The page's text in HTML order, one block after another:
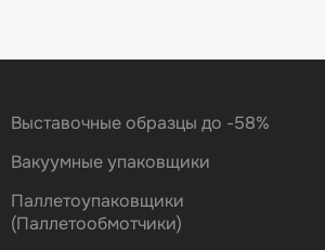
Выставочные образцы до -58%
Вакуумные упаковщики
Паллетоупаковщики
(Паллетообмотчики)